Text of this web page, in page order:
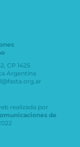
CP 1425
Argentina
realizada por
de